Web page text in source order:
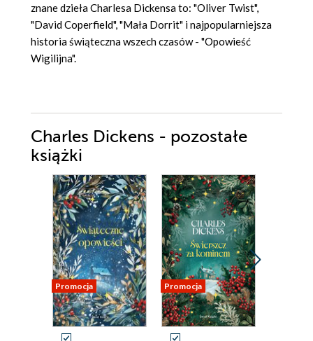
znane dzieła Charlesa Dickensa to: "Oliver Twist",
"David Coperfield", "Mała Dorrit" i najpopularniejsza
historia świąteczna wszech czasów - "Opowieść
Wigilijna".
Charles Dickens - pozostałe
książki
Promocja Promocja